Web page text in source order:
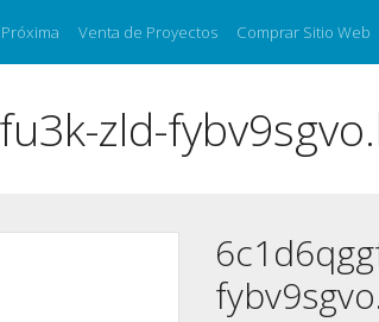
Próxima Venta de Proyectos Comprar Sitio Web
zld-